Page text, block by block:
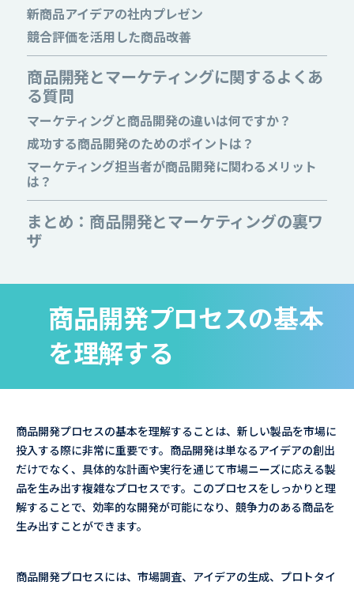
新商品アイデアの社内プレゼン
競合評価を活用した商品改善
商品開発とマーケティングに関するよくあ
る質問
マーケティングと商品開発の違いは何ですか？
成功する商品開発のためのポイントは？
マーケティング担当者が商品開発に関わるメリット
は？
まとめ：商品開発とマーケティングの裏ワ
ザ
商品開発プロセスの基本
を理解する
商品開発プロセスの基本を理解することは、新しい製品を市場に
投入する際に非常に重要です。商品開発は単なるアイデアの創出
だけでなく、具体的な計画や実行を通じて市場ニーズに応える製
品を生み出す複雑なプロセスです。このプロセスをしっかりと理
解することで、効率的な開発が可能になり、競争力のある商品を
生み出すことができます。
商品開発プロセスには、市場調査、アイデアの生成、プロトタイ